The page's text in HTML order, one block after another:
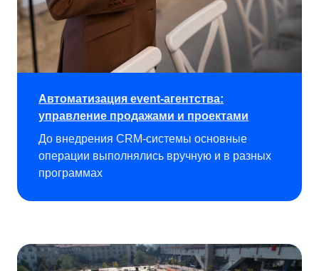
Автоматизация event-агентства:
управление продажами и проектами
До внедрения CRM-системы основные
операции выполнялись вручную и в разных
программах
Смотреть все кейсы
У вас похожий запрос?